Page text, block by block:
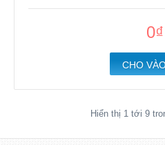
0₫
CHO
Hiển thị 1 tới 9